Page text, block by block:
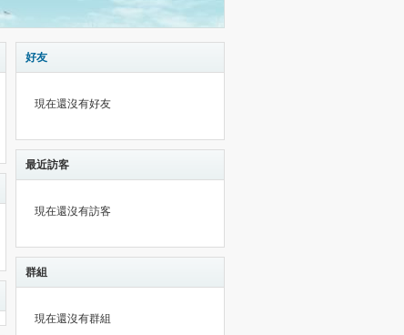
好友
現在還沒有好友
最近訪客
現在還沒有訪客
群組
現在還沒有群組